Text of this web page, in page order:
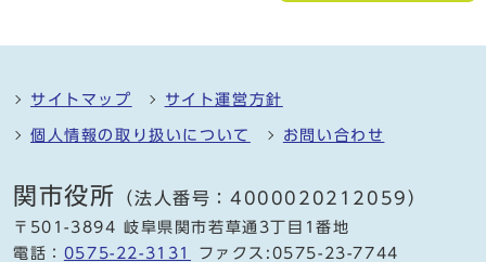
サイトマップ サイト運営方針
個人情報の取り扱いについて お問い合わせ
関市役所 （法人番号：4000020212059）
〒501-3894 岐阜県関市若草通3丁目1番地
電話： 0575-22-3131
ファクス:0575-23-7744